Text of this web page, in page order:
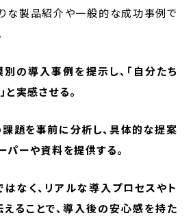
りな製品紹介や一般的な成功事例で
の導入事例を提示し、「自分たち
実感させる。
題を事前に分析し、具体的な提案
パーや資料を提供する。
はなく、リアルな導入プロセスやト
ることで、導入後の安心感を持た